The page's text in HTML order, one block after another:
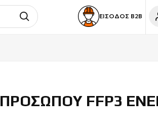
ΕΙΣΟΔΟΣ Β2Β
FFP3